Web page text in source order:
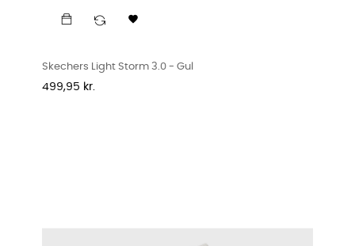

Skechers Light Storm 3.0 - Gul
Pris
499,95 kr.